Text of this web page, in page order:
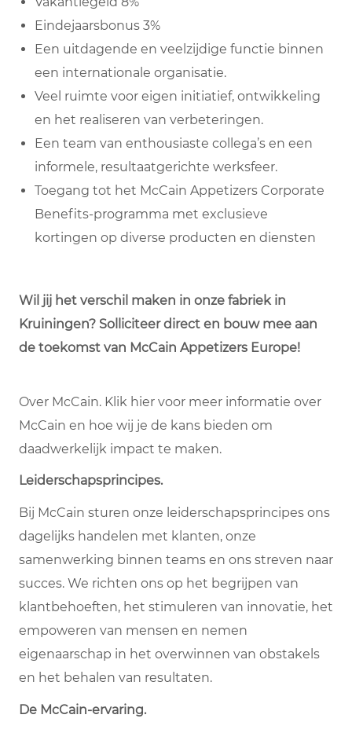
Eindejaarsbonus 3%
Een uitdagende en veelzijdige functie binnen
een internationale organisatie.
Veel ruimte voor eigen initiatief, ontwikkeling
en het realiseren van verbeteringen.
Een team van enthousiaste collega’s en een
informele, resultaatgerichte werksfeer.
Toegang tot het McCain Appetizers Corporate
Benefits-programma met exclusieve
kortingen op diverse producten en diensten
Wil jij het verschil maken in onze fabriek in
Kruiningen? Solliciteer direct en bouw mee aan
de toekomst van McCain Appetizers Europe!
Over McCain. Klik hier voor meer informatie over
McCain en hoe wij je de kans bieden om
daadwerkelijk impact te maken.
Leiderschapsprincipes.
Bij McCain sturen onze leiderschapsprincipes ons
dagelijks handelen met klanten, onze
samenwerking binnen teams en ons streven naar
succes. We richten ons op het begrijpen van
klantbehoeften, het stimuleren van innovatie, het
empoweren van mensen en nemen
eigenaarschap in het overwinnen van obstakels
en het behalen van resultaten.
De McCain-ervaring.